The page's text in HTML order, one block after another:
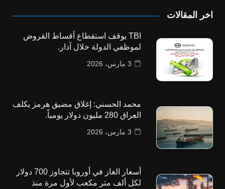
اخر المقالات
TBI يوقف استقطاع أقساط القروض
لموظفي الدولة خلال آذار.
3 مارس، 2026
محمد الحسني: إغلاق مضيق هرمز يكلف
العراق 280 مليون دولار يومياً.
3 مارس، 2026
أسعار الغاز في أوروبا تتجاوز 700 دولار
لكل ألف متر مكعب لأول مرة منذ